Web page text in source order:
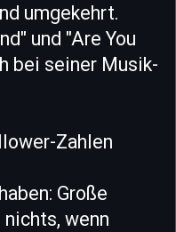
umgekehrt.
und "Are You
bei seiner Musik-
Zahlen
Große
wenn